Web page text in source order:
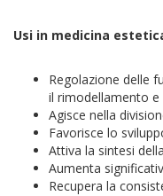
Usi in medicina
Regolazione delle
il rimodellamento e
Agisce nella
Favorisce lo
Attiva la sintesi
Aumenta
Recupera la